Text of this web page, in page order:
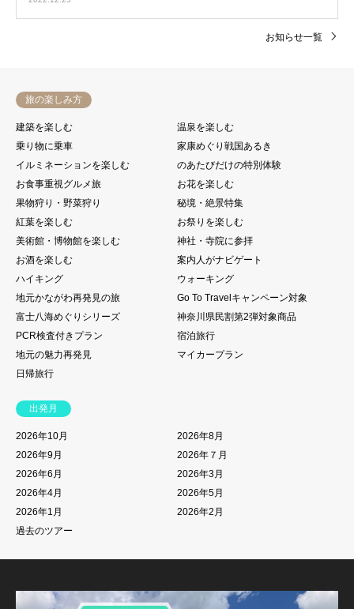
お知らせ一覧
旅の楽しみ方
建築を楽しむ
温泉を楽しむ
乗り物に乗車
家康めぐり戦国あるき
イルミネーションを楽しむ
のあたびだけの特別体験
お食事重視グルメ旅
お花を楽しむ
果物狩り・野菜狩り
秘境・絶景特集
紅葉を楽しむ
お祭りを楽しむ
美術館・博物館を楽しむ
神社・寺院に参拝
お酒を楽しむ
案内人がナビゲート
ハイキング
ウォーキング
地元かながわ再発見の旅
Go To Travelキャンペーン対象
富士八海めぐりシリーズ
神奈川県民割第2弾対象商品
PCR検査付きプラン
宿泊旅行
地元の魅力再発見
マイカープラン
日帰旅行
出発月
2026年10月
2026年8月
2026年9月
2026年７月
2026年6月
2026年3月
2026年4月
2026年5月
2026年1月
2026年2月
過去のツアー